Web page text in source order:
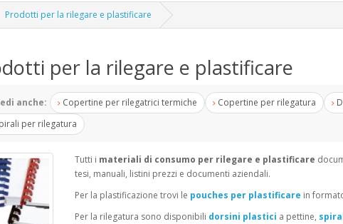
Prodotti per la rilegare e plastificare
per la rilegare e plastificare
anche: Copertine per rilegatrici termiche Copertine per rilegatura
per rilegatura
Tutti i materiali di consumo per rilegare e plastificare
tesi, manuali, listini prezzi e documenti aziendali.
Per la plastificazione trovi le pouches per plastificare in
Per la rilegatura sono disponibili dorsini plastici a pettine,